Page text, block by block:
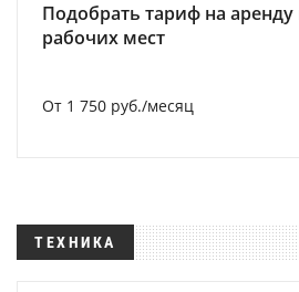
Подобрать тариф на
рабочих мест
От 1 750 руб./месяц
ТЕХНИКА